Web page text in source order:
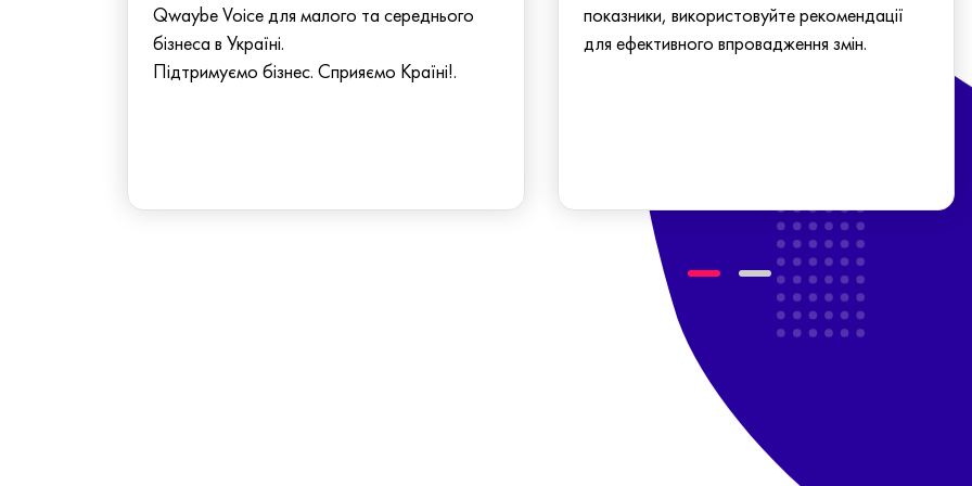
Qwaybe Voice для малого та середнього
бізнеса в Україні.
Підтримуємо бізнес. Сприяємо Країні!.
показники, використовуйте рекомендації
для ефективного впровадження змін.